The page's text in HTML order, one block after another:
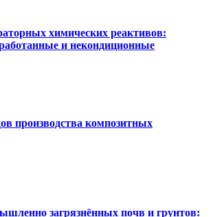
химических реактивов:
и некондиционные
производства композитных
загрязнённых почв и грунтов: